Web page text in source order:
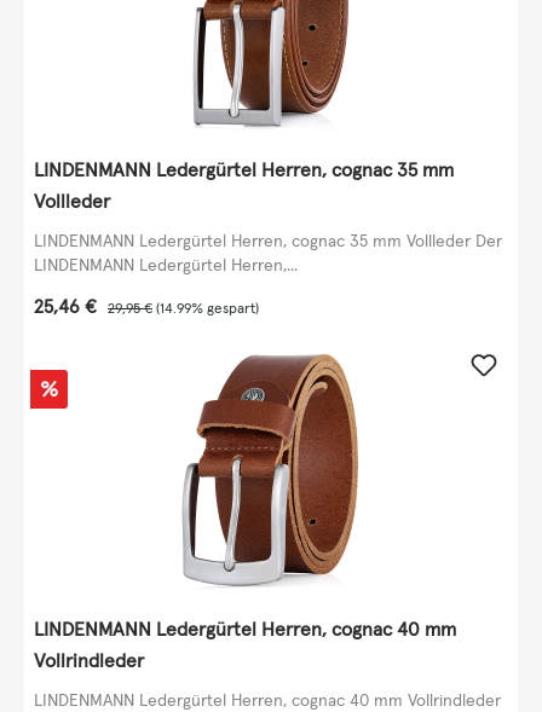
LINDENMANN Ledergürtel Herren, cognac 35 mm
Vollleder
LINDENMANN Ledergürtel Herren, cognac 35 mm Vollleder Der
LINDENMANN Ledergürtel Herren,...
Verkaufspreis:
25,46 € Regulärer Preis:
29,95 € (14.99% gespart)
Rabatt
%
LINDENMANN Ledergürtel Herren, cognac 40 mm
Vollrindleder
LINDENMANN Ledergürtel Herren, cognac 40 mm Vollrindleder